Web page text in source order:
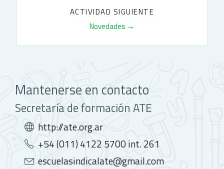
ACTIVIDAD SIGUIENTE
Novedades →
Mantenerse en contacto
Secretaría de formación ATE
http://ate.org.ar
+54 (011) 4122 5700 int. 261
escuelasindicalate@gmail.com